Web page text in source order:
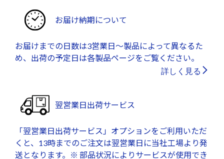
お届け納期について
お届けまでの日数は3営業日～製品によって異なるた
め、出荷の予定日は各製品ページをご覧ください。
詳しく見る
翌営業日出荷サービス
「翌営業日出荷サービス」オプションをご利用いただ
くと、13時までのご注文は翌営業日に当社工場より発
送となります。※ 部品状況によりサービスが使用でき